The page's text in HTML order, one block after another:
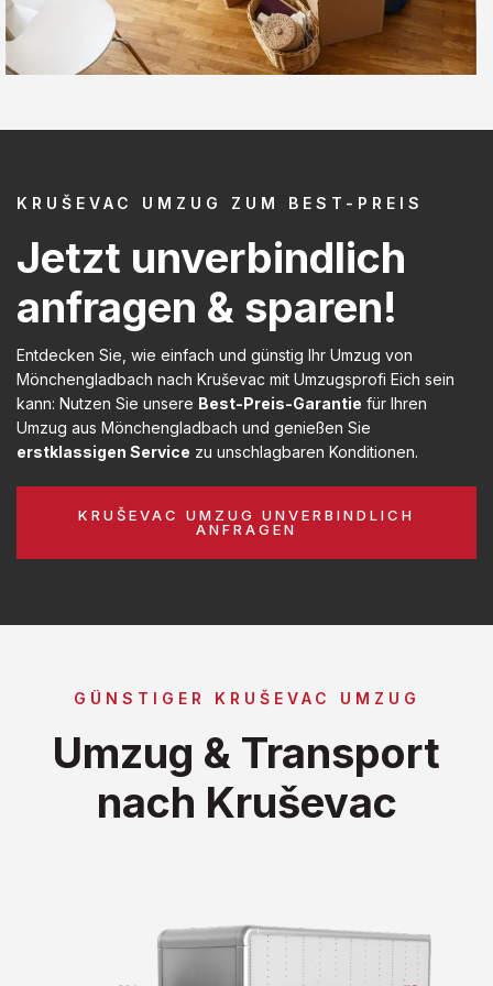
KRUŠEVAC UMZUG ZUM BEST-PREIS
Jetzt unverbindlich
anfragen & sparen!
Entdecken Sie, wie einfach und günstig Ihr Umzug von
Mönchengladbach nach Kruševac mit Umzugsprofi Eich sein
kann: Nutzen Sie unsere Best-Preis-Garantie für Ihren
Umzug aus Mönchengladbach und genießen Sie
erstklassigen Service zu unschlagbaren Konditionen.
KRUŠEVAC UMZUG UNVERBINDLICH
ANFRAGEN
GÜNSTIGER KRUŠEVAC UMZUG
Umzug & Transport
nach Kruševac